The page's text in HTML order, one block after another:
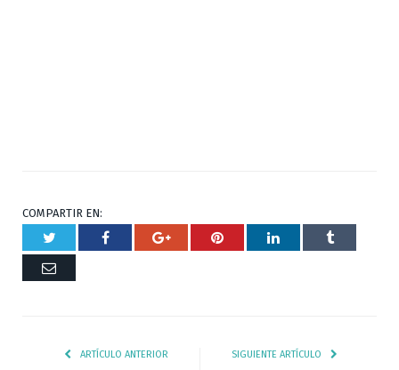
COMPARTIR EN:
Twitter Facebook Google+ Pinterest RespuestaTumblr
Correo
ARTÍCULO ANTERIOR SIGUIENTE ARTÍCULO